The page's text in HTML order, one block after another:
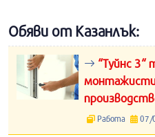
Обяви от Казанлък:
“Туйнс 3“
Работа 07/